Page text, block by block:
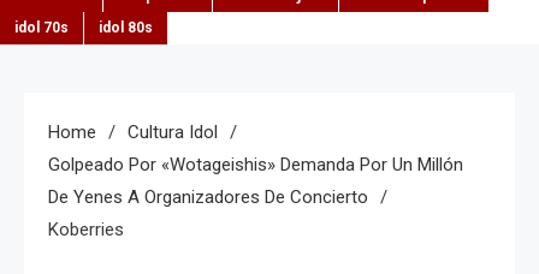
idol 70s
idol 80s
Home
Cultura Idol
Golpeado Por «wotageishis» Demanda Por Un Millón
De Yenes A Organizadores De Concierto
Koberries